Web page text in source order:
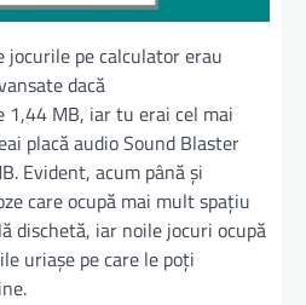
jocurile pe calculator erau
dacă
1,44 MB, iar tu erai cel mai
placă audio Sound Blaster
Evident, acum până şi
care ocupă mai mult spaţiu
dischetă, iar noile jocuri ocupă
uriaşe pe care le poţi